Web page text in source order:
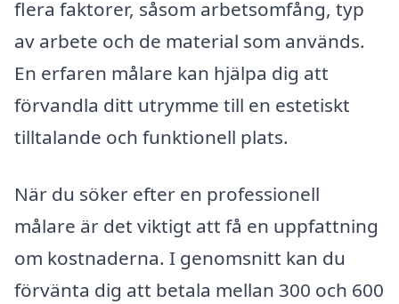
flera faktorer, såsom arbetsomfång, typ
av arbete och de material som används.
En erfaren målare kan hjälpa dig att
förvandla ditt utrymme till en estetiskt
tilltalande och funktionell plats.
När du söker efter en professionell
målare är det viktigt att få en uppfattning
om kostnaderna. I genomsnitt kan du
förvänta dig att betala mellan 300 och 600